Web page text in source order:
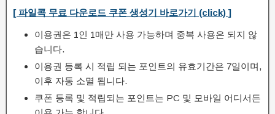
[ 파일콕 무료 다운로드 쿠폰 생성기 바로가기 (click) ]
이용권은 1인 1매만 사용 가능하며 중복 사용은 되지 않
습니다.
이용권 등록 시 적립 되는 포인트의 유효기간은 7일이며,
이후 자동 소멸 됩니다.
쿠폰 등록 및 적립되는 포인트는 PC 및 모바일 어디서든